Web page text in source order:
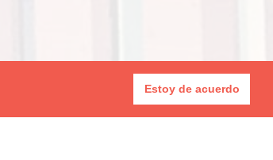
Estoy de acuerdo